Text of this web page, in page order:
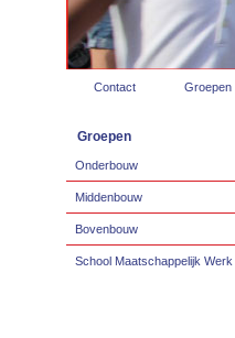
Contact Groepen
Groepen
Onderbouw
Middenbouw
Bovenbouw
School Maatschappelijk Werk